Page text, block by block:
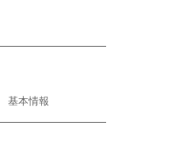
基本情報